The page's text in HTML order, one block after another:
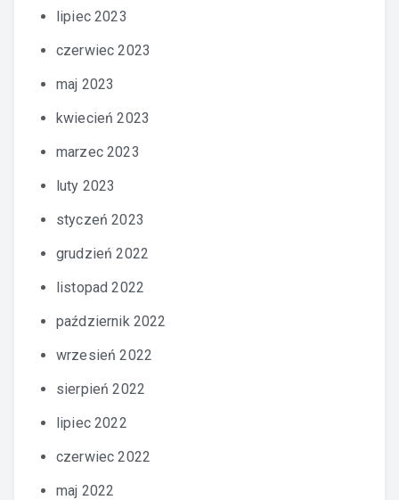
lipiec 2023
czerwiec 2023
maj 2023
kwiecień 2023
marzec 2023
luty 2023
styczeń 2023
grudzień 2022
listopad 2022
październik 2022
wrzesień 2022
sierpień 2022
lipiec 2022
czerwiec 2022
maj 2022